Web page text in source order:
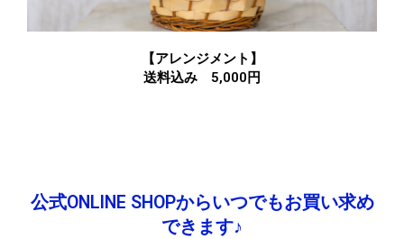
【アレンジメント】
送料込み 5,000円
公式ONLINE SHOPからいつでもお買い求め
できます♪